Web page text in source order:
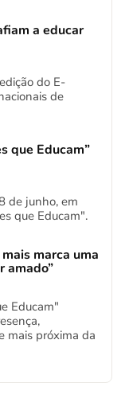
a educar
do E-
de
que Educam”
de junho, em
que Educam".
marca uma
amado”
Educam"
mais próxima da